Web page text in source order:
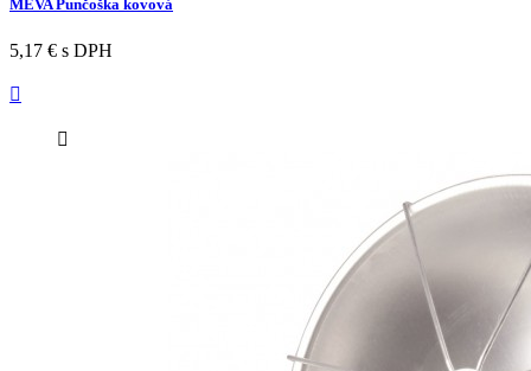
MEVA Punčoška kovová
5,17 € s DPH

